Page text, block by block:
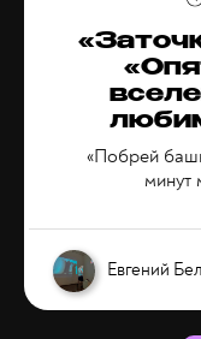
«Побрей
минут
Евгений